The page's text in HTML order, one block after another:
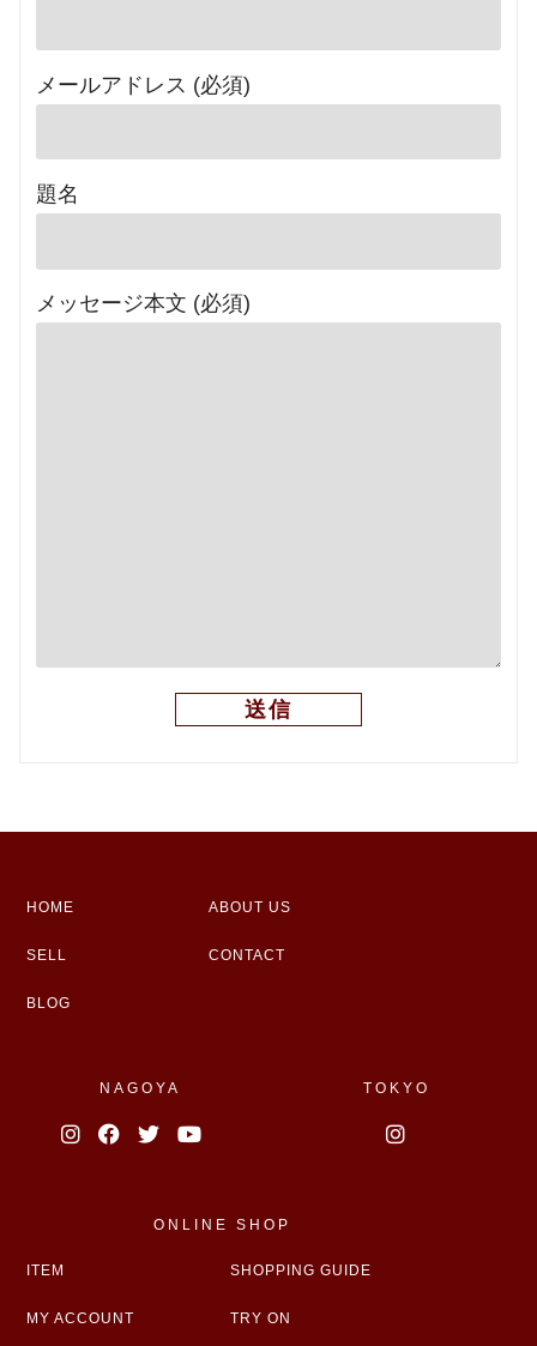
メールアドレス (必須)
題名
メッセージ本文 (必須)
HOME ABOUT US
SELL CONTACT
BLOG
NAGOYA TOKYO
ONLINE SHOP
ITEM SHOPPING GUIDE
MY ACCOUNT TRY ON